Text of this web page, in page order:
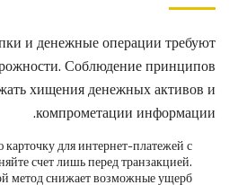
и денежные операции требуют
Соблюдение принципов
хищения денежных активов и
компрометации информации.
для интернет-платежей с
счет лишь перед транзакцией.
метод снижает возможные ущерб.